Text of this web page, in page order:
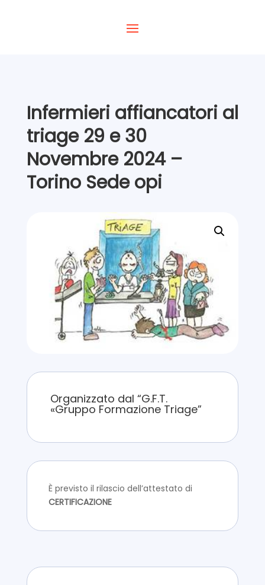
Infermieri affiancatori al
triage 29 e 30
Novembre 2024 –
Torino Sede opi
Organizzato dal “G.F.T.
«Gruppo Formazione Triage”
È previsto il rilascio dell’attestato di
CERTIFICAZIONE